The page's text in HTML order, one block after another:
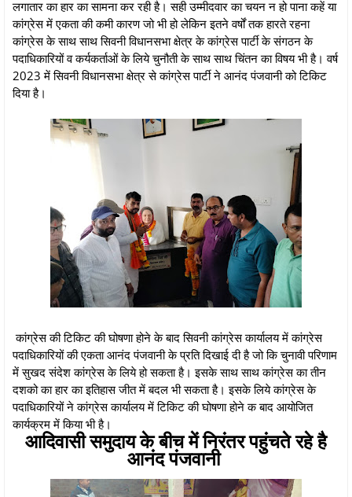
लगातार का हार का सामना कर रही है। सही उम्मीदवार का चयन न हो पाना कहें या
कांग्रेस में एकता की कमी कारण जो भी हो लेकिन इतने वर्षों तक हारते रहना
कांग्रेस के साथ साथ सिवनी विधानसभा क्षेत्र के कांग्रेस पार्टी के संगठन के
पदाधिकारियों व कर्यकर्ताओं के लिये चुनौती के साथ साथ चिंतन का विषय भी है। वर्ष
2023 में सिवनी विधानसभा क्षेत्र से कांग्रेस पार्टी ने आनंद पंजवानी को टिकिट
दिया है।
कांग्रेस की टिकिट की घोषणा होने के बाद सिवनी कांग्रेस कार्यालय में कांग्रेस
पदाधिकारियों की एकता आनंद पंजवानी के प्रति दिखाई दी है जो कि चुनावी परिणाम
में सुखद संदेश कांग्रेस के लिये हो सकता है। इसके साथ साथ कांग्रेस का तीन
दशको का हार का इतिहास जीत में बदल भी सकता है। इसके लिये कांग्रेस के
पदाधिकारियों ने कांग्रेस कार्यालय में टिकिट की घोषणा होने क बाद आयोजित
कार्यक्रम में किया भी है।
आदिवासी समुदाय के बीच में निरंतर पहुंचते रहे है
आनंद पंजवानी